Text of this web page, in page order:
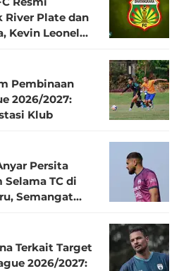
River Plate dan
Pembinaan
2026/2027:
Klub
Persita
TC di
Semangat
Terkait Target
2026/2027: